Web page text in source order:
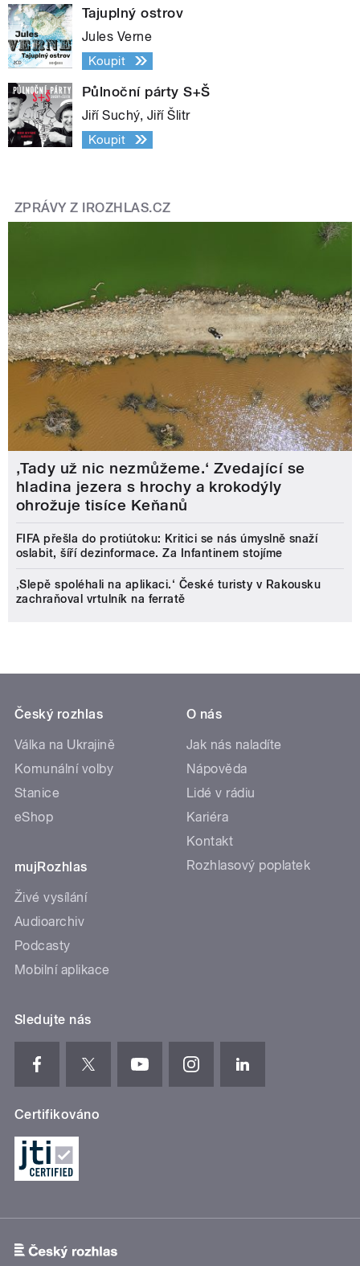
Tajuplný ostrov
Jules Verne
Koupit
Půlnoční párty S+Š
Jiří Suchý, Jiří Šlitr
Koupit
ZPRÁVY Z IROZHLAS.CZ
‚Tady už nic nezmůžeme.‘ Zvedající se
hladina jezera s hrochy a krokodýly
ohrožuje tisíce Keňanů
FIFA přešla do protiútoku: Kritici se nás úmyslně snaží
oslabit, šíří dezinformace. Za Infantinem stojíme
‚Slepě spoléhali na aplikaci.‘ České turisty v Rakousku
zachraňoval vrtulník na ferratě
Český rozhlas
Válka na Ukrajině
Komunální volby
Stanice
eShop
mujRozhlas
Živé vysílání
Audioarchiv
Podcasty
Mobilní aplikace
O nás
Jak nás naladíte
Nápověda
Lidé v rádiu
Kariéra
Kontakt
Rozhlasový poplatek
Sledujte nás
Certifikováno